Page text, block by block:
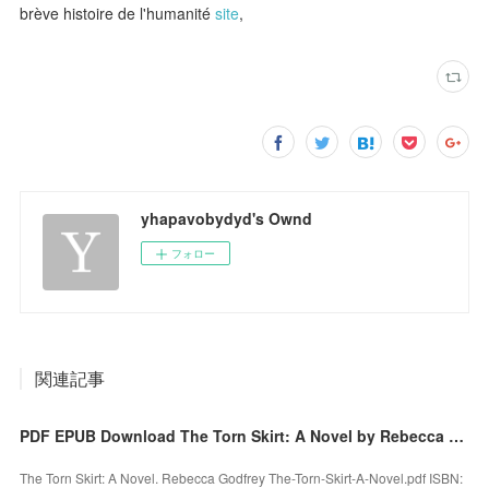
brève histoire de l'humanitésite,
yhapavobydyd's Ownd
フォロー
関連記事
PDF EPUB Download The Torn Skirt: A Novel by Rebecca Godfrey Full Book
The Torn Skirt: A Novel. Rebecca Godfrey The-Torn-Skirt-A-Novel.pdf ISBN: